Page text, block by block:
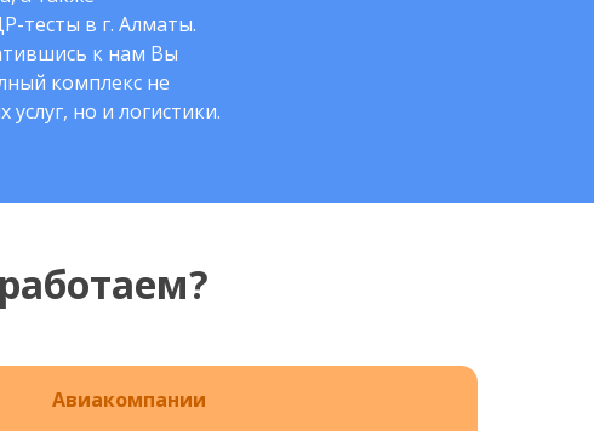
тесты в г. Алматы.
к нам Вы
комплекс не
услуг, но и логистики.
Авиакомпании